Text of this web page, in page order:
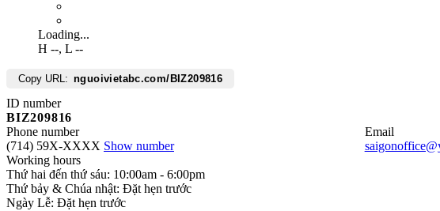
Loading...
H --, L --
Copy URL: nguoivietabc.com/BIZ209816
ID number
BIZ209816
Phone number
(714) 59X-XXXX Show number
Email
Working hours
Thứ hai đến thứ sáu: 10:00am - 6:00pm
Thứ bảy & Chúa nhật: Đặt hẹn trước
Ngày Lễ: Đặt hẹn trước